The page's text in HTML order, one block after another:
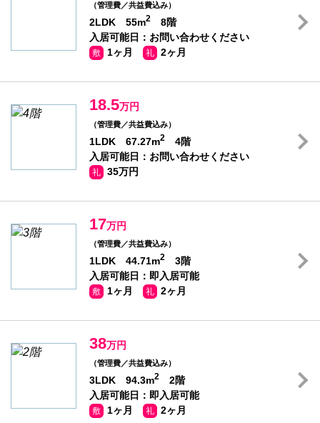
（管理費／共益費込み）
2LDK 55m2
8階
入居可能日：お問い合わせください
敷 1ヶ月 礼 2ヶ月
18.5万円
（管理費／共益費込み）
1LDK 67.27m2
4階
入居可能日：お問い合わせください
礼 35万円
17万円
（管理費／共益費込み）
1LDK 44.71m2
3階
入居可能日：即入居可能
敷 1ヶ月 礼 2ヶ月
38万円
（管理費／共益費込み）
3LDK 94.3m2
2階
入居可能日：即入居可能
敷 1ヶ月 礼 2ヶ月